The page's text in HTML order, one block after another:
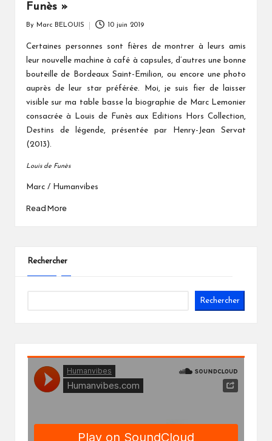
Funès »
by
By Marc BELOUIS 10 juin 2019
Certaines personnes sont fières de montrer à leurs amis
leur nouvelle machine à café à capsules, d’autres une bonne
bouteille de Bordeaux Saint-Emilion, ou encore une photo
auprès de leur star préférée. Moi, je suis fier de laisser
visible sur ma table basse la biographie de Marc Lemonier
consacrée à Louis de Funès aux Editions Hors Collection,
Destins de légende, présentée par Henry-Jean Servat
(2013).
Louis de Funès
Marc / Humanvibes
Read More
Rechercher
Rechercher